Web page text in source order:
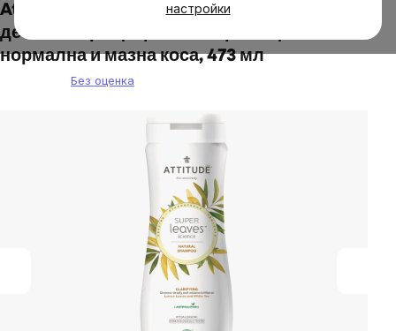
настройки
Attitude - Натурален шампоан с
детоксикиращ ефект - озаряващ за
нормална и мазна коса, 473 мл
Без оценка